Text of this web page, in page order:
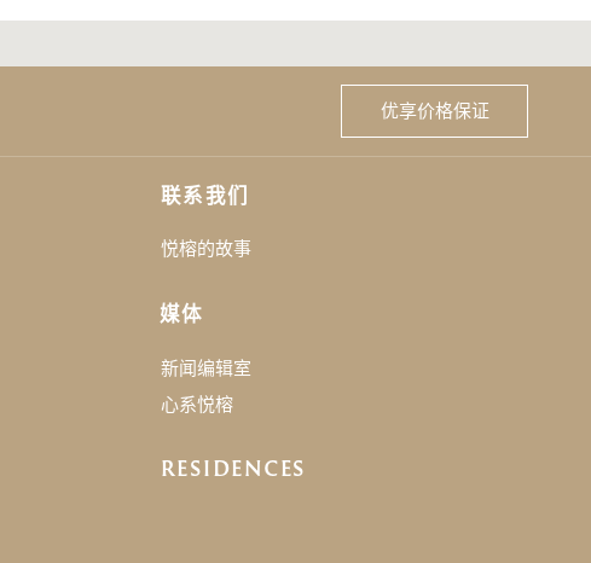
优享价格保证
联系我们
悦榕的故事
媒体
新闻编辑室
心系悦榕
RESIDENCES